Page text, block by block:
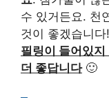
수 있거든요. 천
것이 좋겠습니
필링이 들어있지
더 좋답니다🙂